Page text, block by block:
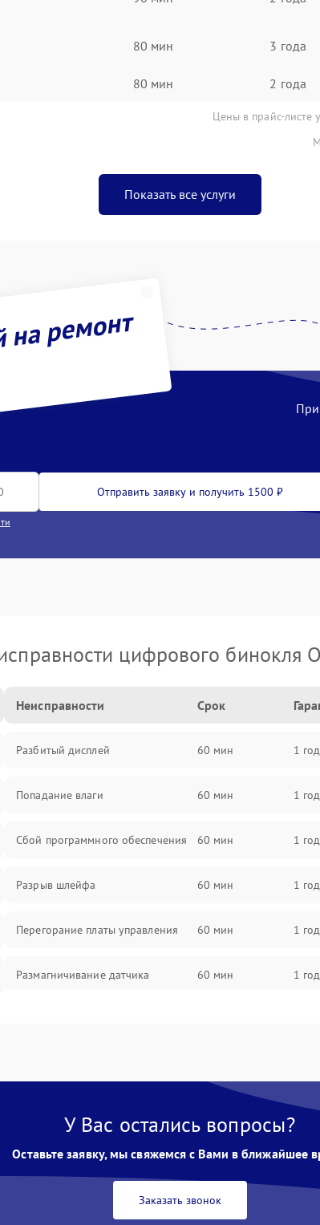
80 мин 3 года
80 мин 2 года
Цены в прайс-листе
Показать все услуги
ремонт
Отправить заявку и получить 1500 ₽
цифрового бинокля
Неисправности Срок
Разбитый дисплей 60 мин 1 год
Попадание влаги 60 мин 1 год
Сбой программного обеспечения 60 мин 1 год
Разрыв шлейфа 60 мин 1 год
Перегорание платы управления 60 мин 1 год
Размагничивание датчика 60 мин 1 год
Разрядка аккумулятора за коркое 60 мин 1 год
Перегрев устройства 60 мин
У Вас остались вопросы?
Оставьте заявку, мы свяжемся с Вами в ближайшее
Заказать звонок